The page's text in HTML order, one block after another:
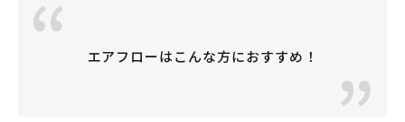
エアフローはこんな方におすすめ！